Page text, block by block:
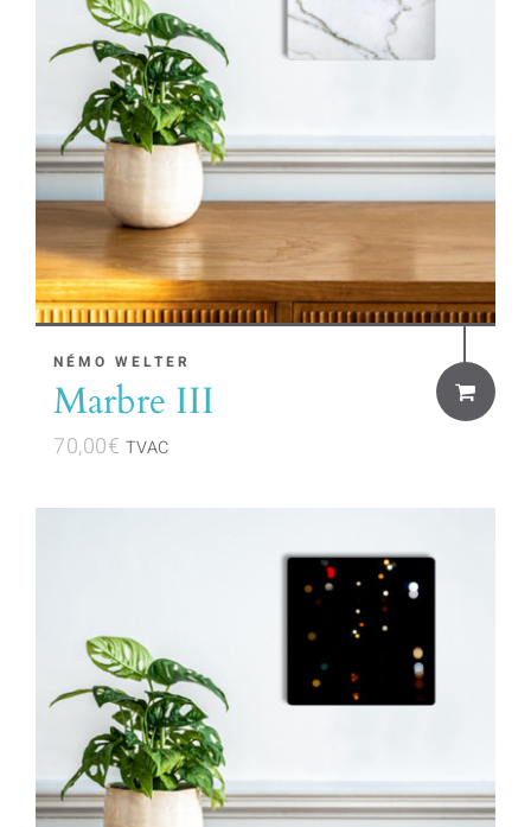
NÉMO WELTER
Marbre III
70,00€ TVAC